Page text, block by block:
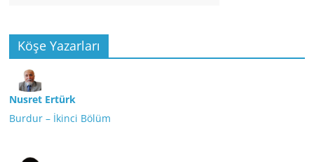
Köşe Yazarları
Nusret Ertürk
Burdur – İkinci Bölüm